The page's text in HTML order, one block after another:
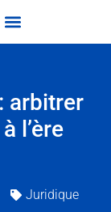
arbitrer
l’ère
Juridique